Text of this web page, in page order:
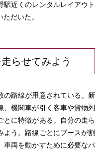
近くのレンタルレイアウト
だいた。
らせてみよう
路線が用意されている。新
機関車が引く客車や貨物列
とに特徴がある。自分の走ら
う。路線ごとにブースが割
車両を動かすために必要なパ